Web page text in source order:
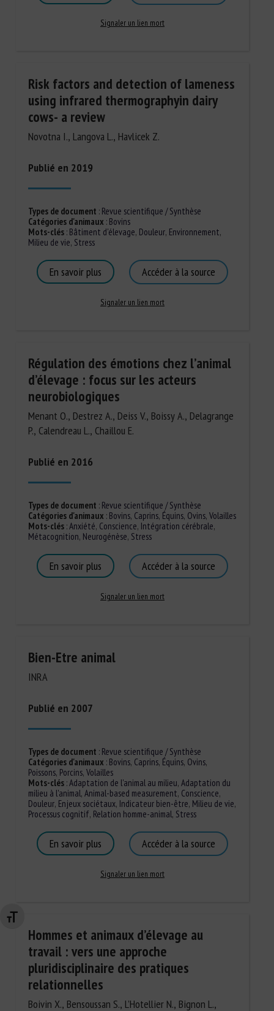
Changer la taille de la police
Signaler un lien mort
Risk factors and detection of lameness
using infrared thermographyin dairy
cows- a review
Novotna I., Langova L., Havlicek Z.
Publié en 2019
Types de document : Revue scientifique / Synthèse
Catégories d'animaux : Bovins
Mots-clés: Bâtiment d'élevage, Douleur, Environnement,
Milieu de vie, Stress
En savoir plus Accéder à la source
Signaler un lien mort
Régulation des émotions chez l’animal
d’élevage : focus sur les acteurs
neurobiologiques
Menant O., Destrez A., Deiss V., Boissy A., Delagrange
P., Calendreau L., Chaillou E.
Publié en 2016
Types de document : Revue scientifique / Synthèse
Catégories d'animaux : Bovins, Caprins, Équins, Ovins, Volailles
Mots-clés:Anxiété, Conscience, Intégration cérébrale,
Métacognition, Neurogénèse, Stress
En savoir plus Accéder à la source
Signaler un lien mort
Bien-Etre animal
INRA
Publié en 2007
Types de document : Revue scientifique / Synthèse
Catégories d'animaux : Bovins, Caprins, Équins, Ovins,
Poissons, Porcins, Volailles
Mots-clés:Adaptation de l'animal au milieu, Adaptation du
milieu à l'animal, Animal-based measurement, Conscience,
Douleur, Enjeux sociétaux, Indicateur bien-être, Milieu de vie,
Processus cognitif, Relation homme-animal, Stress
En savoir plus Accéder à la source
Signaler un lien mort
Hommes et animaux d’élevage au
travail : vers une approche
pluridisciplinaire des pratiques
relationnelles
Boivin X., Bensoussan S., L’Hotellier N., Bignon L.,